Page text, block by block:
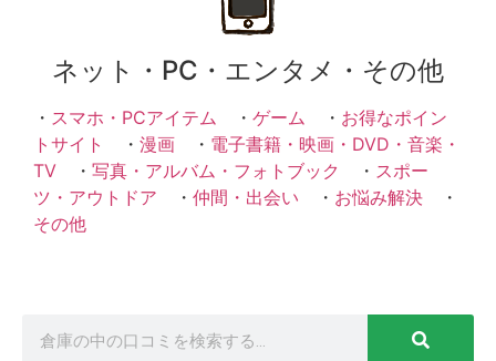
ネット・PC・エンタメ・その他
・ スマホ・PCアイテム ・ ゲーム ・ お得なポイン
トサイト
・ 漫画 ・ 電子書籍・映画・DVD・音楽・
TV ・ 写真・アルバム・フォトブック ・ スポー
ツ・アウトドア ・ 仲間・出会い ・ お悩み解決 ・
その他